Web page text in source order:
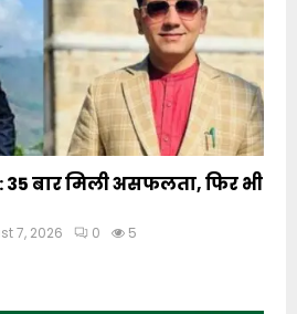
35 बार मिली असफलता, फिर भी
7, 2026 0 5